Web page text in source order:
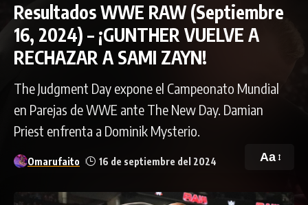
Resultados WWE RAW (Septiembre
16, 2024) – ¡GUNTHER VUELVE A
RECHAZAR A SAMI ZAYN!
The Judgment Day expone el Campeonato Mundial
en Parejas de WWE ante The New Day. Damian
Priest enfrenta a Dominik Mysterio.
Omarufaito 16 de septiembre del 2024 Aa